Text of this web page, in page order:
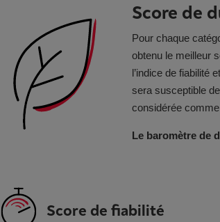
Score de
Pour chaque
obtenu le meilleur
l’indice de fiabilité
sera susceptible
considérée
Le baromètre de
Score de fiabilité